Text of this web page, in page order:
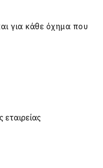
για κάθε όχημα που
εταιρείας